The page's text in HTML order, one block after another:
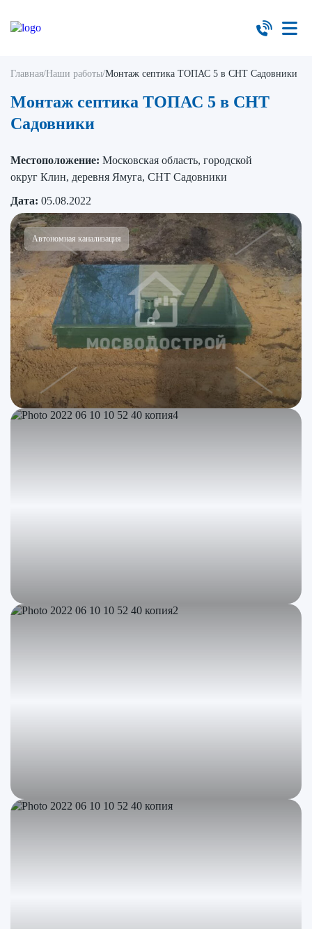
Главная/Наши работы/Монтаж септика ТОПАС 5 в СНТ Садовники
Монтаж септика ТОПАС 5 в СНТ
Садовники
Местоположение: Московская область, городской
округ Клин, деревня Ямуга, СНТ Садовники
Дата: 05.08.2022
Автономная канализация